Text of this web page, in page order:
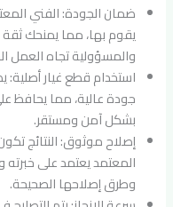
ضمان الجودة: الفني
يقوم بها، مما يمنحك ثقة
والمسؤولية تجاه العمل
استخدام قطع غيار
جودة عالية، مما يحافظ
بشكل آمن ومستقر.
إصلاح موثوق: النتائج
المعتمد يعتمد على
وطرق إصلاحها الصحيحة.